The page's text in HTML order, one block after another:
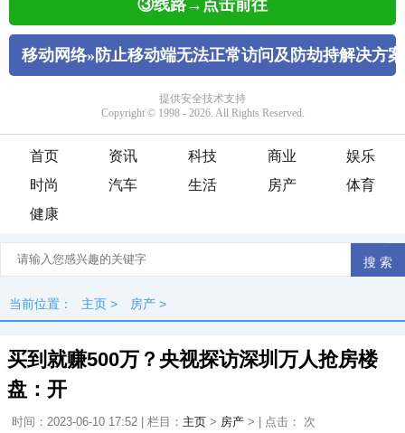
首页 资讯 科技 商业
娱乐
时尚
汽车 生活 房产
体育
健康
当前位置： 主页 > 房产 >
买到就赚500万？央视探访深圳万人抢房楼
盘：开
时间：2023-06-10 17:52 | 栏目： 主页 > 房产 > | 点击： 次